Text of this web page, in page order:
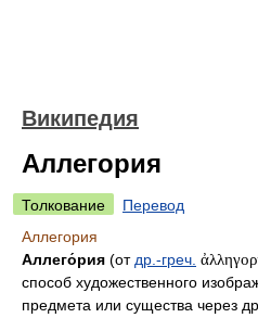
Википедия
Аллегория
Толкование
Перевод
Аллегория
Аллего́рия (от др.-греч.
способ художественного
предмета или существа через